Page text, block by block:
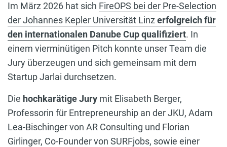
Im März 2026 hat sich FireOPS bei der Pre-Selection
der Johannes Kepler Universität Linzerfolgreich für
den internationalen Danube Cup qualifiziert. In
einem vierminütigen Pitch konnte unser Team die
Jury überzeugen und sich gemeinsam mit dem
Startup Jarlai durchsetzen.
Die hochkarätige Jury mit Elisabeth Berger,
Professorin für Entrepreneurship an der JKU, Adam
Lea-Bischinger von AR Consulting und Florian
Girlinger, Co-Founder von SURFjobs, sowie einer